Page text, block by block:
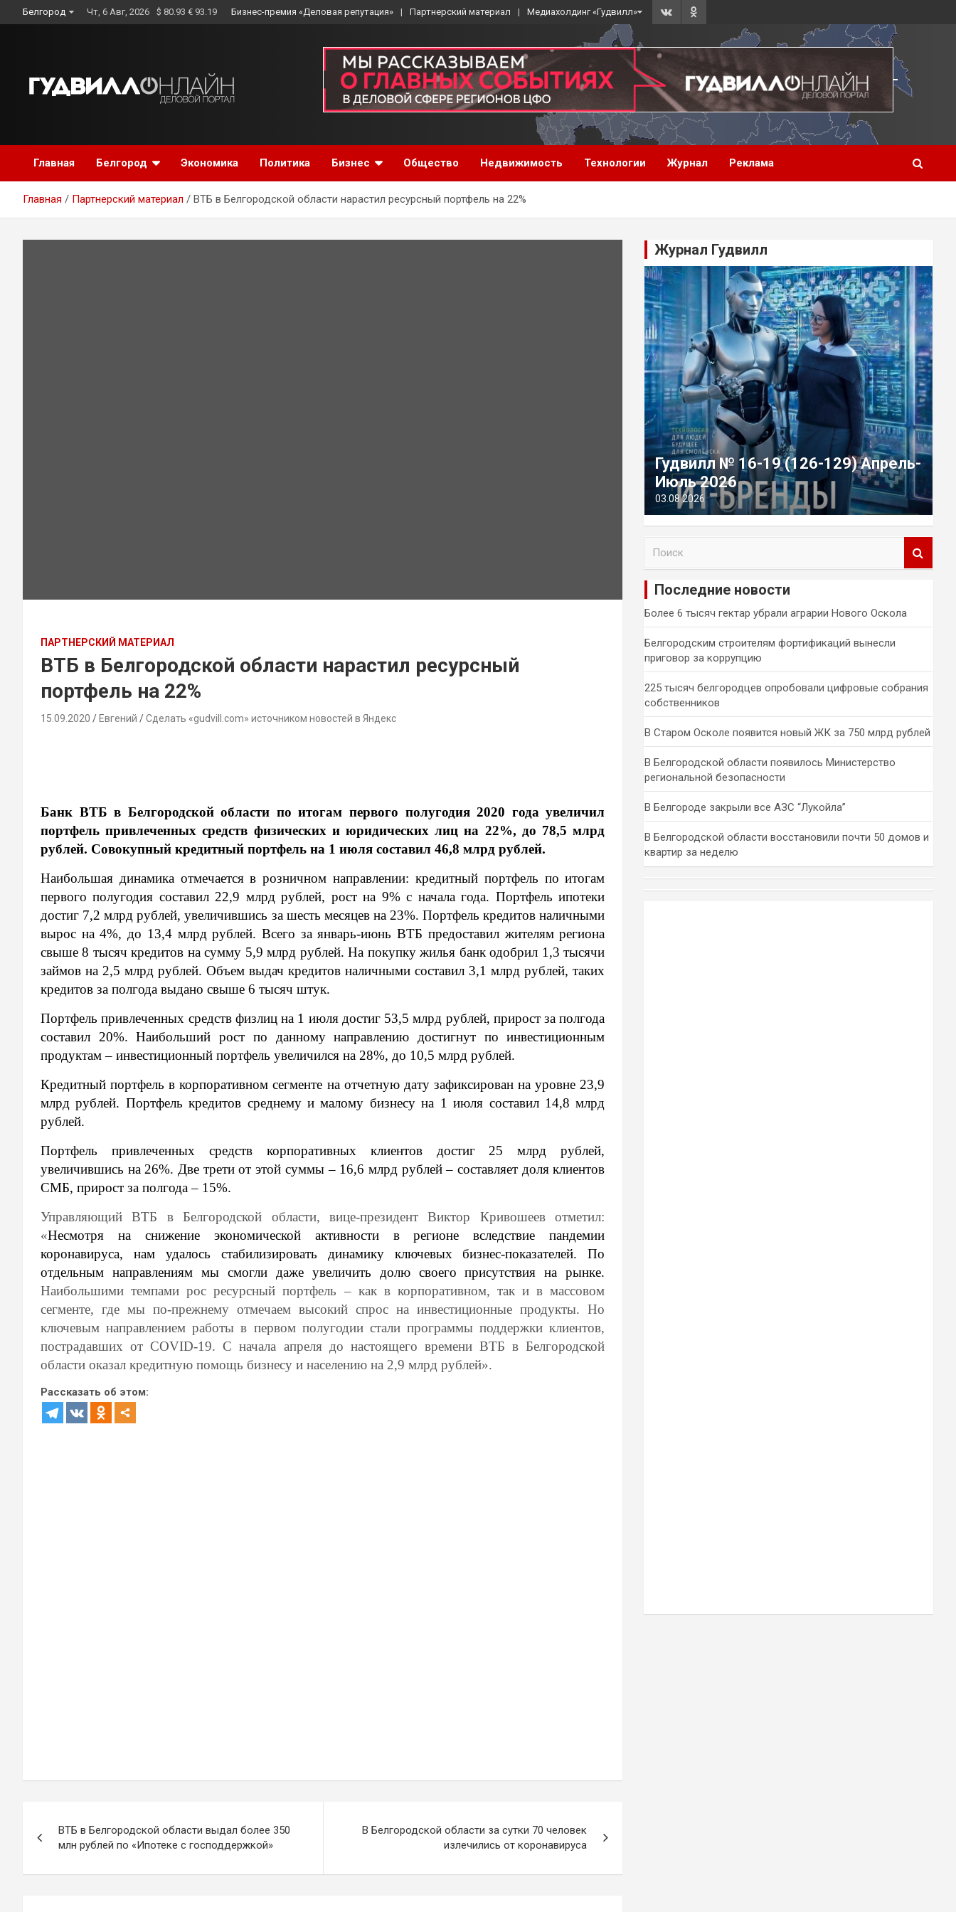
to
Белгород Чт, 6 Авг, 2026 $ 80.93 € 93.19 Бизнес-премия «Деловая репутация» Партнерский материал Медиахолдинг «Гудвилл»
Главная Белгород Экономика Политика Бизнес Общество Недвижимость Технологии Журнал Реклама
Главная Партнерский материал ВТБ в Белгородской области нарастил ресурсный портфель на 22%
ПАРТНЕРСКИЙ МАТЕРИАЛ
ВТБ в Белгородской области нарастил ресурсный
портфель на 22%
15.09.2020 Евгений Сделать «gudvill.com» источником новостей в Яндекс
Банк ВТБ в Белгородской области по итогам первого полугодия 2020 года увеличил
портфель привлеченных средств физических и юридических лиц на 22%, до 78,5 млрд
рублей. Совокупный кредитный портфель на 1 июля составил 46,8 млрд рублей.
Наибольшая динамика отмечается в розничном направлении: кредитный портфель по итогам
первого полугодия составил 22,9 млрд рублей, рост на 9% с начала года. Портфель ипотеки
достиг 7,2 млрд рублей, увеличившись за шесть месяцев на 23%. Портфель кредитов наличными
вырос на 4%, до 13,4 млрд рублей. Всего за январь-июнь ВТБ предоставил жителям региона
свыше 8 тысяч кредитов на сумму 5,9 млрд рублей. На покупку жилья банк одобрил 1,3 тысячи
займов на 2,5 млрд рублей. Объем выдач кредитов наличными составил 3,1 млрд рублей, таких
кредитов за полгода выдано свыше 6 тысяч штук.
Портфель привлеченных средств физлиц на 1 июля достиг 53,5 млрд рублей, прирост за полгода
составил 20%. Наибольший рост по данному направлению достигнут по инвестиционным
продуктам – инвестиционный портфель увеличился на 28%, до 10,5 млрд рублей.
Кредитный портфель в корпоративном сегменте на отчетную дату зафиксирован на уровне 23,9
млрд рублей. Портфель кредитов среднему и малому бизнесу на 1 июля составил 14,8 млрд
рублей.
Портфель привлеченных средств корпоративных клиентов достиг 25 млрд рублей,
увеличившись на 26%. Две трети от этой суммы – 16,6 млрд рублей – составляет доля клиентов
СМБ, прирост за полгода – 15%.
Управляющий ВТБ в Белгородской области, вице-президент Виктор Кривошеев отметил:
«Несмотря на снижение экономической активности в регионе вследствие пандемии
коронавируса, нам удалось стабилизировать динамику ключевых бизнес-показателей. По
отдельным направлениям мы смогли даже увеличить долю своего присутствия на рынке.
Наибольшими темпами рос ресурсный портфель – как в корпоративном, так и в массовом
сегменте, где мы по-прежнему отмечаем высокий спрос на инвестиционные продукты. Но
ключевым направлением работы в первом полугодии стали программы поддержки клиентов,
пострадавших отCOVID-19. С начала апреля до настоящего времени ВТБ в Белгородской
области оказал кредитную помощь бизнесу и населению на 2,9 млрд рублей».
Рассказать об этом:
по
записям
ВТБ в Белгородской области выдал более 350
млн рублей по «Ипотеке с господдержкой»
В Белгородской области за сутки 70 человек
излечились от коронавируса
Журнал Гудвилл
Гудвилл № 16-19 (126-129) Апрель-
Июль 2026
03.08.2026
и
Последние новости
Более 6 тысяч гектар убрали аграрии Нового Оскола
Белгородским строителям фортификаций вынесли
приговор за коррупцию
225 тысяч белгородцев опробовали цифровые собрания
собственников
В Старом Осколе появится новый ЖК за 750 млрд рублей
В Белгородской области появилось Министерство
региональной безопасности
В Белгороде закрыли все АЗС “Лукойла”
В Белгородской области восстановили почти 50 домов и
квартир за неделю